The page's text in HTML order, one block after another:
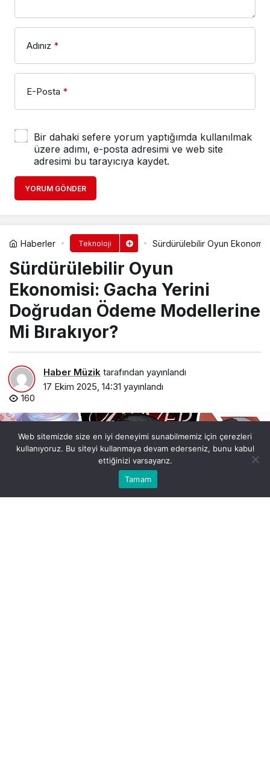
Adınız *
E-Posta *
Bir dahaki sefere yorum yaptığımda kullanılmak
üzere adımı, e-posta adresimi ve web site
adresimi bu tarayıcıya kaydet.
YORUM GÖNDER
Haberler Teknoloji Sürdürülebilir Oyun
Sürdürülebilir Oyun
Ekonomisi: Gacha Yerini
Doğrudan Ödeme Modellerine
Mi Bırakıyor?
Haber Müzik tarafından yayınlandı
17 Ekim 2025, 14:31 yayınlandı
160
Bu web sitesinde en iyi deneyimi yaşamanızı sağlamak
Hesabım
0
Web sitemizde size en iyi deneyimi sunabilmemiz için çerezleri
kullanıyoruz. Bu siteyi kullanmaya devam ederseniz, bunu kabul
ettiğinizi varsayarız.
Tamam